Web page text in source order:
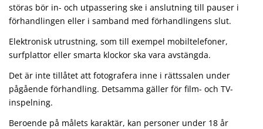
störas bör in- och utpassering ske i anslutning till pauser i
förhandlingen eller i samband med förhandlingens slut.
Elektronisk utrustning, som till exempel mobiltelefoner,
surfplattor eller smarta klockor ska vara avstängda.
Det är inte tillåtet att fotografera inne i rättssalen under
pågående förhandling. Detsamma gäller för film- och TV-
inspelning.
Beroende på målets karaktär, kan personer under 18 år